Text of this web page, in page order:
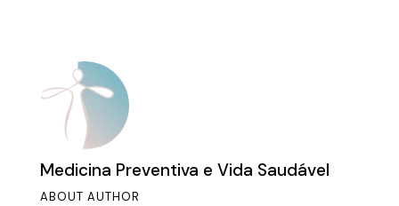
Medicina Preventiva e Vida Saudável
ABOUT AUTHOR